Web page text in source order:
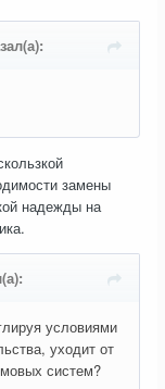
замены
надежды на
условиями
уходит от
систем?